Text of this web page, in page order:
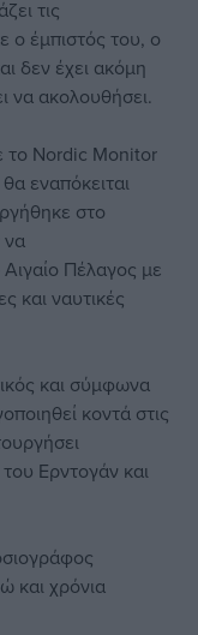
τις
ο έμπιστός του, ο
δεν έχει ακόμη
να ακολουθήσει.
το Nordic Monitor
εναπόκειται
στο
να
Πέλαγος με
και ναυτικές
και σύμφωνα
κοντά στις
Ερντογάν και
και χρόνια